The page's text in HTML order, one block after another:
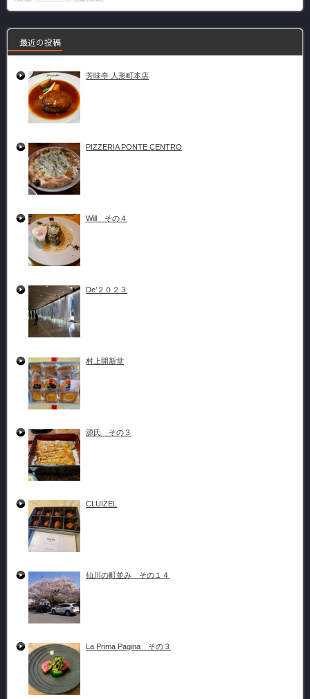
最近の投稿
芳味亭 人形町本店
PIZZERIA PONTE CENTRO
Will その４
De’２０２３
村上開新堂
源氏 その３
CLUIZEL
仙川の町並み その１４
La Prima Pagina その３